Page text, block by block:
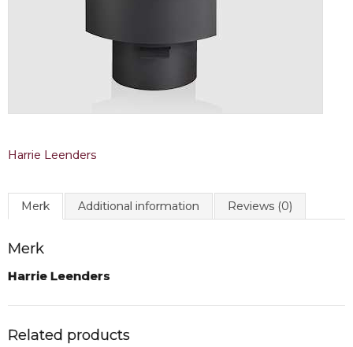
Harrie Leenders
Merk Additional information Reviews (0)
Merk
Harrie Leenders
Related products